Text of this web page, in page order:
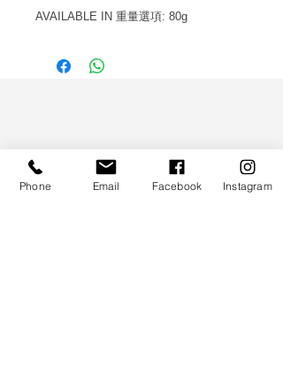
AVAILABLE IN 重量選項: 80g
WS CO.
Phone Email Facebook Instagram